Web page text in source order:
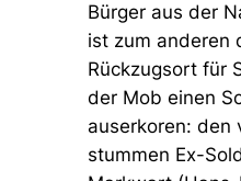
Bürger aus der
ist zum anderen
Rückzugsort für
der Mob einen
auserkoren: den
stummen Ex-